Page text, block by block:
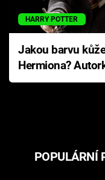
HARRY POTTER
Jakou barvu
Hermiona?
Pottera přišla s
POPULÁRNÍ